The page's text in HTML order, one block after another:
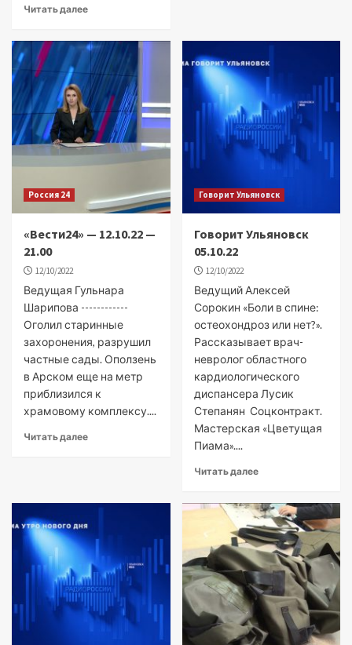
Читать далее
Россия 24
«Вести24» — 12.10.22 —
21.00
12/10/2022
Ведущая Гульнара
Шарипова ------------
Оголил старинные
захоронения, разрушил
частные сады. Оползень
в Арском еще на метр
приблизился к
храмовому комплексу....
Читать далее
Говорит Ульяновск
Говорит Ульяновск
05.10.22
12/10/2022
Ведущий Алексей
Сорокин «Боли в спине:
остеохондроз или нет?».
Рассказывает врач-
невролог областного
кардиологического
диспансера Лусик
Степанян Соцконтракт.
Мастерская «Цветущая
Пиама»....
Читать далее